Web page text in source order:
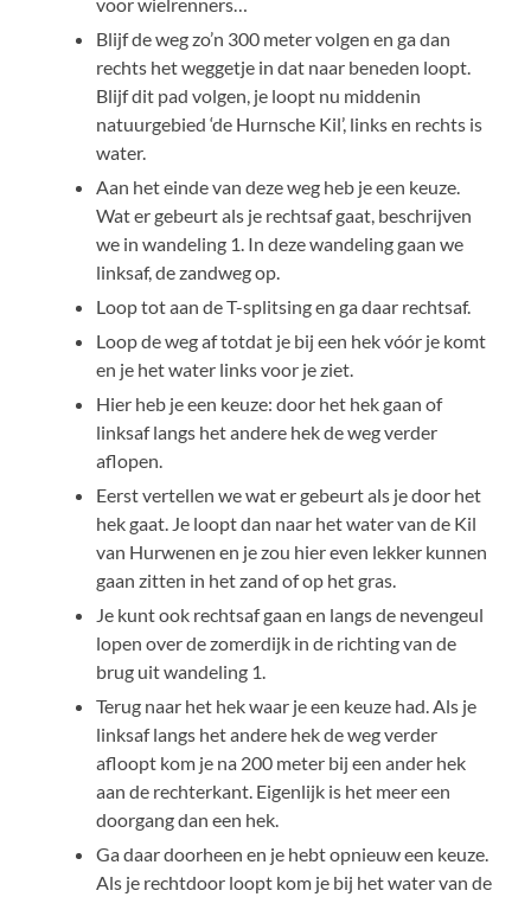
Blijf de weg zo’n 300 meter volgen en ga dan
rechts het weggetje in dat naar beneden loopt.
Blijf dit pad volgen, je loopt nu middenin
natuurgebied ‘de Hurnsche Kil’, links en rechts is
water.
Aan het einde van deze weg heb je een keuze.
Wat er gebeurt als je rechtsaf gaat, beschrijven
we in wandeling 1. In deze wandeling gaan we
linksaf, de zandweg op.
Loop tot aan de T-splitsing en ga daar rechtsaf.
Loop de weg af totdat je bij een hek vóór je komt
en je het water links voor je ziet.
Hier heb je een keuze: door het hek gaan of
linksaf langs het andere hek de weg verder
aflopen.
Eerst vertellen we wat er gebeurt als je door het
hek gaat. Je loopt dan naar het water van de Kil
van Hurwenen en je zou hier even lekker kunnen
gaan zitten in het zand of op het gras.
Je kunt ook rechtsaf gaan en langs de nevengeul
lopen over de zomerdijk in de richting van de
brug uit wandeling 1.
Terug naar het hek waar je een keuze had. Als je
linksaf langs het andere hek de weg verder
afloopt kom je na 200 meter bij een ander hek
aan de rechterkant. Eigenlijk is het meer een
doorgang dan een hek.
Ga daar doorheen en je hebt opnieuw een keuze.
Als je rechtdoor loopt kom je bij het water van de